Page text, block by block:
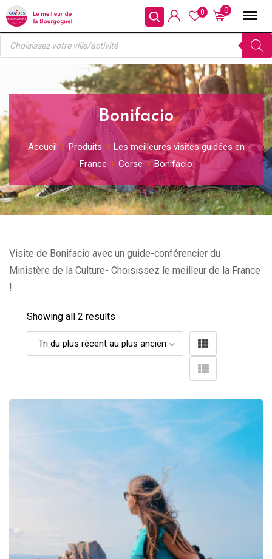
Skip
to
content
0
0
Recherche
produits
Bonifacio
Accueil Produits
Les meilleures visites guidées en
France
Corse Bonifacio
Visite de Bonifacio avec un guide-conférencier du
Ministère de la Culture- Choisissez le meilleur de la France
!
Showing all 2 results